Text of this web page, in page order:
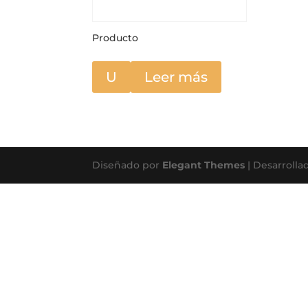
Producto
U Leer más
Diseñado por Elegant Themes |